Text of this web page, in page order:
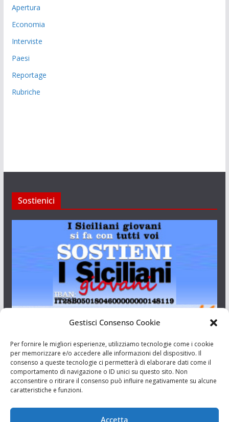
Gestisci Consenso Cookie
Per fornire le migliori esperienze, utilizziamo tecnologie come i cookie
per memorizzare e/o accedere alle informazioni del dispositivo. Il
consenso a queste tecnologie ci permetterà di elaborare dati come il
comportamento di navigazione o ID unici su questo sito. Non
acconsentire o ritirare il consenso può influire negativamente su alcune
caratteristiche e funzioni.
Accetta
Apertura
Economia
Interviste
Paesi
Reportage
Rubriche
Sostienici
Aut. del tribunale di Catania n.23/2011 del 20/09/2011 Dir.
Resp. Riccardo Orioles.
Associazione Culturale I Siciliani Giovani